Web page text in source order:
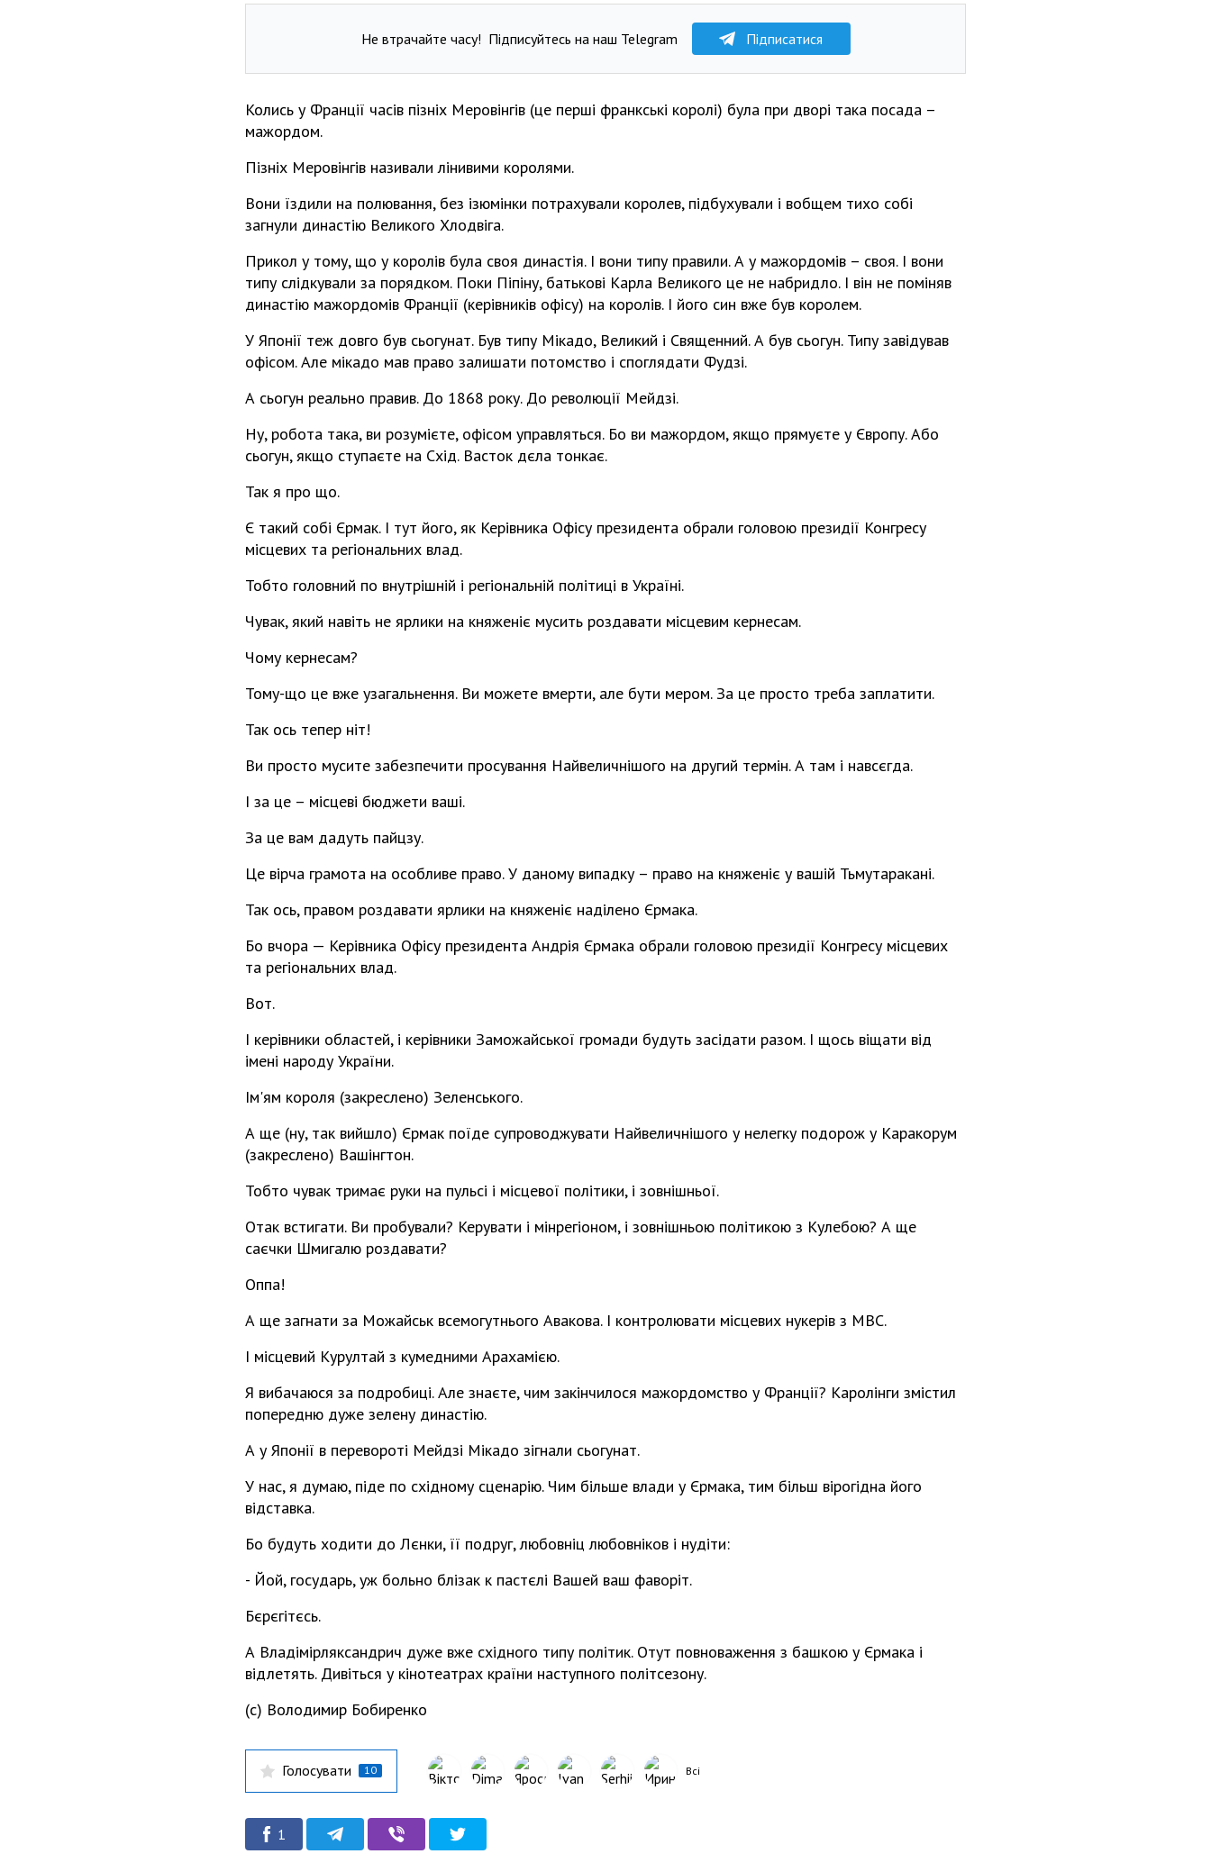
Не втрачайте часу! Підписуйтесь на наш Telegram Підписатися
Колись у Франції часів пізніх Меровінгів (це перші франкські королі) була при дворі така посада –
мажордом.
Пізніх Меровінгів називали лінивими королями.
Вони їздили на полювання, без ізюмінки потрахували королев, підбухували і вобщем тихо собі
загнули династію Великого Хлодвіга.
Прикол у тому, що у королів була своя династія. І вони типу правили. А у мажордомів – своя. І вони
типу слідкували за порядком. Поки Піпіну, батькові Карла Великого це не набридло. І він не поміняв
династію мажордомів Франції (керівників офісу) на королів. І його син вже був королем.
У Японії теж довго був сьогунат. Був типу Мікадо, Великий і Священний. А був сьогун. Типу завідував
офісом. Але мікадо мав право залишати потомство і споглядати Фудзі.
А сьогун реально правив. До 1868 року. До революції Мейдзі.
Ну, робота така, ви розумієте, офісом управляться. Бо ви мажордом, якщо прямуєте у Європу. Або
сьогун, якщо ступаєте на Схід. Васток дєла тонкає.
Так я про що.
Є такий собі Єрмак. І тут його, як Керівника Офісу президента обрали головою президії Конгресу
місцевих та регіональних влад.
Тобто головний по внутрішній і регіональній політиці в Україні.
Чувак, який навіть не ярлики на княженіє мусить роздавати місцевим кернесам.
Чому кернесам?
Тому-що це вже узагальнення. Ви можете вмерти, але бути мером. За це просто треба заплатити.
Так ось тепер ніт!
Ви просто мусите забезпечити просування Найвеличнішого на другий термін. А там і навсєгда.
І за це – місцеві бюджети ваші.
За це вам дадуть пайцзу.
Це вірча грамота на особливе право. У даному випадку – право на княженіє у вашій Тьмутаракані.
Так ось, правом роздавати ярлики на княженіє наділено Єрмака.
Бо вчора — Керівника Офісу президента Андрія Єрмака обрали головою президії Конгресу місцевих
та регіональних влад.
Вот.
І керівники областей, і керівники Заможайської громади будуть засідати разом. І щось віщати від
імені народу України.
Ім'ям короля (закреслено) Зеленського.
А ще (ну, так вийшло) Єрмак поїде супроводжувати Найвеличнішого у нелегку подорож у Каракорум
(закреслено) Вашінгтон.
Тобто чувак тримає руки на пульсі і місцевої політики, і зовнішньої.
Отак встигати. Ви пробували? Керувати і мінрегіоном, і зовнішньою політикою з Кулебою? А ще
саєчки Шмигалю роздавати?
Оппа!
А ще загнати за Можайськ всемогутнього Авакова. І контролювати місцевих нукерів з МВС.
І місцевий Курултай з кумедними Арахамією.
Я вибачаюся за подробиці. Але знаєте, чим закінчилося мажордомство у Франції? Каролінги змістил
попередню дуже зелену династію.
А у Японії в перевороті Мейдзі Мікадо зігнали сьогунат.
У нас, я думаю, піде по східному сценарію. Чим більше влади у Єрмака, тим більш вірогідна його
відставка.
Бо будуть ходити до Лєнки, її подруг, любовніц любовніков і нудіти:
- Йой, государь, уж больно блізак к пастєлі Вашей ваш фаворіт.
Бєрєгітєсь.
А Владімірляксандрич дуже вже східного типу політик. Отут повноваження з башкою у Єрмака і
відлетять. Дивіться у кінотеатрах країни наступного політсезону.
(с) Володимир Бобиренко
Голосувати 10 Всі
1